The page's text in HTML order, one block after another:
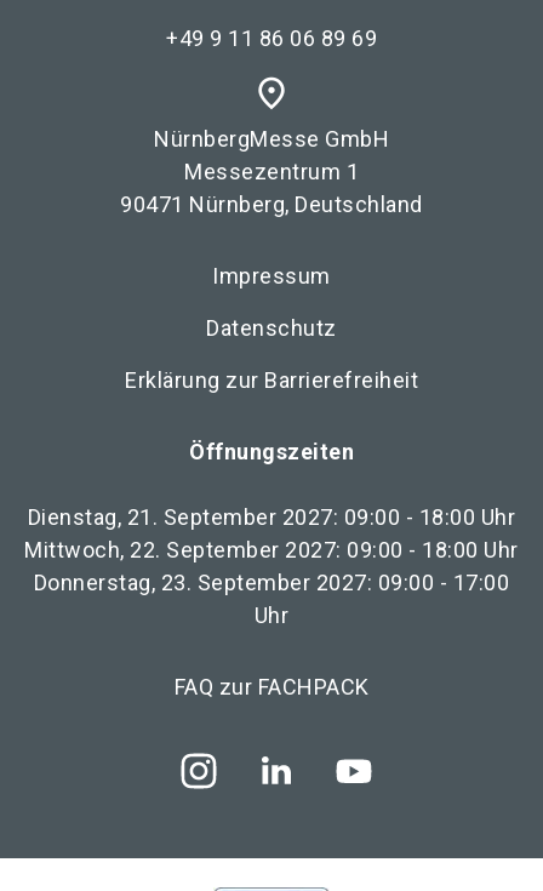
+49 9 11 86 06 89 69
place
NürnbergMesse GmbH
Messezentrum 1
90471 Nürnberg, Deutschland
Impressum
Datenschutz
Erklärung zur Barrierefreiheit
Öffnungszeiten
Dienstag, 21. September 2027: 09:00 - 18:00 Uhr
Mittwoch, 22. September 2027: 09:00 - 18:00 Uhr
Donnerstag, 23. September 2027: 09:00 - 17:00
Uhr
FAQ zur FACHPACK